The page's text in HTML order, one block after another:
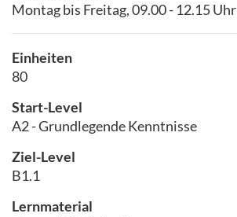
Montag bis Freitag, 09.00 - 12.15 Uhr
Einheiten
80
Start-Level
A2 - Grundlegende Kenntnisse
Ziel-Level
B1.1
Lernmaterial